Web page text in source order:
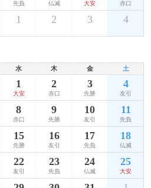
先負 仏滅 大安 赤口
1 2 3 4
水 木 金 土
1
大安
2
赤口
3
先勝
4
友引
8
赤口
9
先勝
10
友引
11
先負
15
先勝
16
友引
17
先負
18
仏滅
22
友引
23
先負
24
仏滅
25
大安